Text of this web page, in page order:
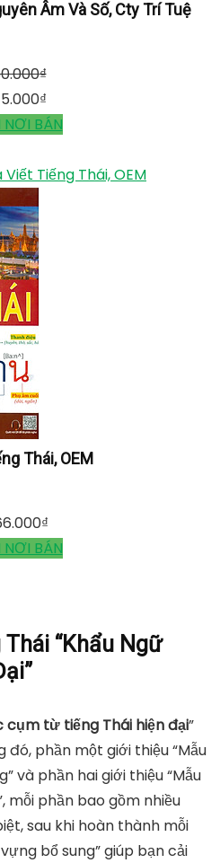
Âm Và Số, Cty Trí Tuệ
₫
₫
NƠI BÁN
Tiếng Thái, OEM
Thái, OEM
₫
NƠI BÁN
“Khẩu Ngữ
cụm từ tiếng Thái hiện đại”
đó, phần một giới thiệu “Mẫu
và phần hai giới thiệu “Mẫu
mỗi phần bao gồm nhiều
sau khi hoàn thành mỗi
bổ sung” giúp bạn cải